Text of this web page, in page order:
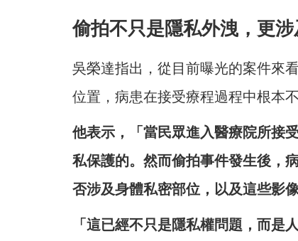
偷拍不只是隱私外洩，更
吳榮達指出，從目前曝光的案件來
位置，病患在接受療程過程中根本
他表示，「當民眾進入醫療院所接
私保護的。然而偷拍事件發生後，
否涉及身體私密部位，以及這些影
「這已經不只是隱私權問題，而是